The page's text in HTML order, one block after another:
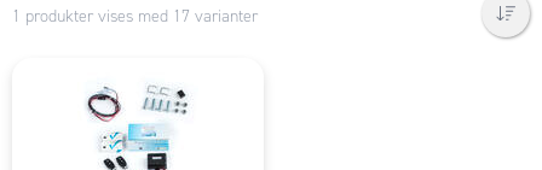
1 produkter vises med 17 varianter